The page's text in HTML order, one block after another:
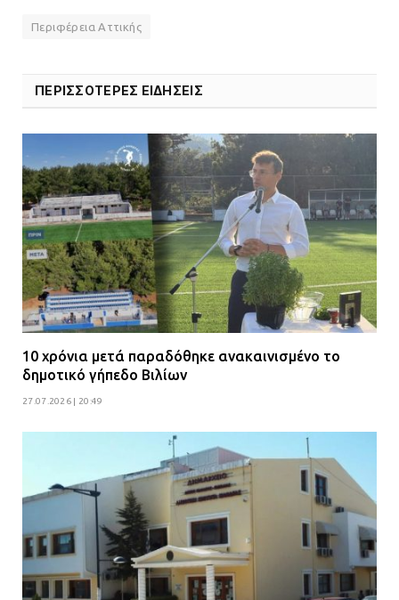
Περιφέρεια Αττικής
ΠΕΡΙΣΣΟΤΕΡΕΣ ΕΙΔΗΣΕΙΣ
10 χρόνια μετά παραδόθηκε ανακαινισμένο το
δημοτικό γήπεδο Βιλίων
27.07.2026 | 20:49